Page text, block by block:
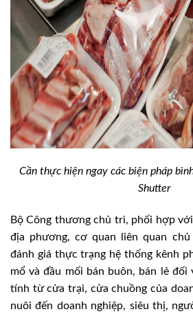
Cần thực hiện ngay các biện pháp
Shutter
Bộ Công thương chủ trì, phối hợp
địa phương, cơ quan liên quan
đánh giá thực trạng hệ thống kênh
mổ và đầu mối bán buôn, bán lẻ
tính từ cửa trại, cửa chuồng của
nuôi đến doanh nghiệp, siêu thị,